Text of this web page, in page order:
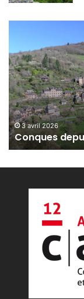
n
q
u
e
s
d
e
p
u
3 avril 2026
Conques